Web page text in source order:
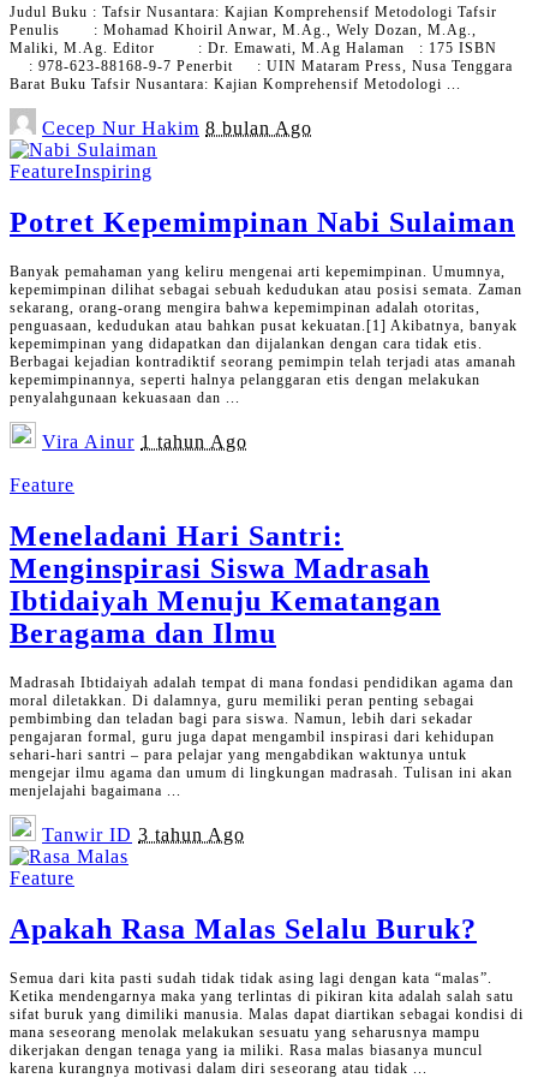
Judul Buku : Tafsir Nusantara: Kajian Komprehensif Metodologi Tafsir
Penulis : Mohamad Khoiril Anwar, M.Ag., Wely Dozan, M.Ag.,
Maliki, M.Ag. Editor : Dr. Emawati, M.Ag Halaman : 175 ISBN
: 978-623-88168-9-7 Penerbit : UIN Mataram Press, Nusa Tenggara
Barat Buku Tafsir Nusantara: Kajian Komprehensif Metodologi ...
Posted
by
Cecep Nur Hakim 8 bulan Ago
FeatureInspiring
Potret Kepemimpinan Nabi Sulaiman
Banyak pemahaman yang keliru mengenai arti kepemimpinan. Umumnya,
kepemimpinan dilihat sebagai sebuah kedudukan atau posisi semata. Zaman
sekarang, orang-orang mengira bahwa kepemimpinan adalah otoritas,
penguasaan, kedudukan atau bahkan pusat kekuatan.[1] Akibatnya, banyak
kepemimpinan yang didapatkan dan dijalankan dengan cara tidak etis.
Berbagai kejadian kontradiktif seorang pemimpin telah terjadi atas amanah
kepemimpinannya, seperti halnya pelanggaran etis dengan melakukan
penyalahgunaan kekuasaan dan ...
Posted
by
Vira Ainur 1 tahun Ago
Feature
Meneladani Hari Santri:
Menginspirasi Siswa Madrasah
Ibtidaiyah Menuju Kematangan
Beragama dan Ilmu
Madrasah Ibtidaiyah adalah tempat di mana fondasi pendidikan agama dan
moral diletakkan. Di dalamnya, guru memiliki peran penting sebagai
pembimbing dan teladan bagi para siswa. Namun, lebih dari sekadar
pengajaran formal, guru juga dapat mengambil inspirasi dari kehidupan
sehari-hari santri – para pelajar yang mengabdikan waktunya untuk
mengejar ilmu agama dan umum di lingkungan madrasah. Tulisan ini akan
menjelajahi bagaimana ...
Posted
by
Tanwir ID 3 tahun Ago
Feature
Apakah Rasa Malas Selalu Buruk?
Semua dari kita pasti sudah tidak tidak asing lagi dengan kata “malas”.
Ketika mendengarnya maka yang terlintas di pikiran kita adalah salah satu
sifat buruk yang dimiliki manusia. Malas dapat diartikan sebagai kondisi di
mana seseorang menolak melakukan sesuatu yang seharusnya mampu
dikerjakan dengan tenaga yang ia miliki. Rasa malas biasanya muncul
karena kurangnya motivasi dalam diri seseorang atau tidak ...